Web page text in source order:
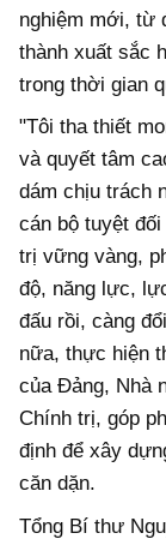
nghiệm mới, từ
thành xuất sắc
trong thời gian
"Tôi tha thiết
và quyết tâm
dám chịu trách
cán bộ tuyệt
trị vững vàng,
độ, năng lực,
đấu rồi, càng
nữa, thực hiện
của Đảng, Nhà
Chính trị, góp
định để xây
căn dặn.
Tổng Bí thư